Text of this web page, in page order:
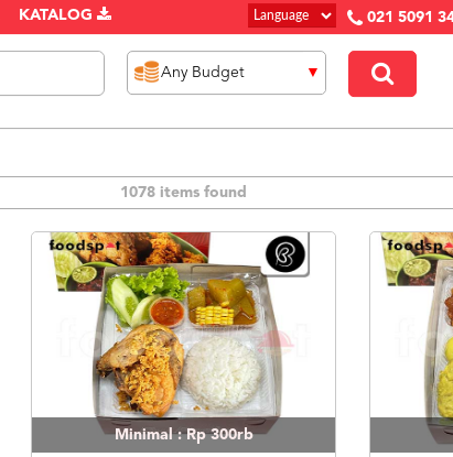
KATALOG 021 5091
1078 items found
Minimal : Rp 300rb